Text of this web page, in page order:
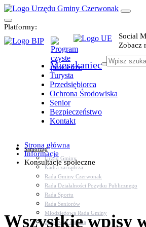
Platformy:
Social
Zobacz
Mieszkaniec
Turysta
Przedsiębiorca
Ochrona Środowiska
Senior
Bezpieczeństwo
Kontakt
Samorząd
Urząd Gminy
Kadra zarządcza
Rada Gminy Czerwonak
Rada Działalności Pożytku Publicznego
Rada Sportu
Rada Seniorów
Młodzieżowa Rada Gminy
Sołectwa i osiedla
Strona główna
Informacje
Konsultacje społeczne
Wszystkie wpisy